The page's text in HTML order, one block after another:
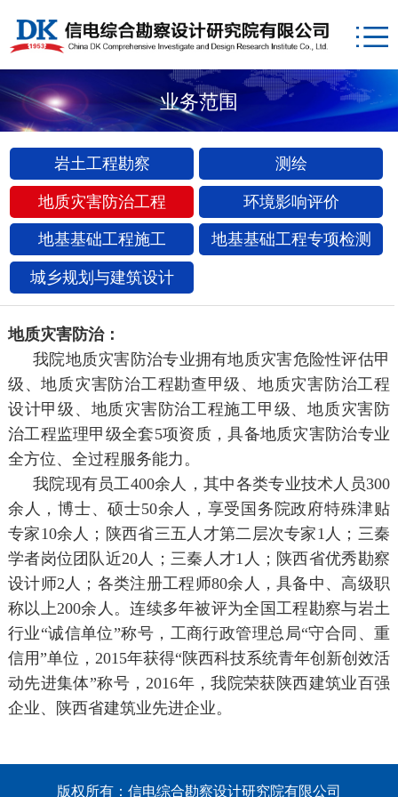
业务范围
岩土工程勘察 测绘
地质灾害防治工程 环境影响评价
地基基础工程施工 地基基础工程专项检测
城乡规划与建筑设计
地质灾害防治：
我院地质灾害防治专业拥有地质灾害危险性评估甲
级、地质灾害防治工程勘查甲级、地质灾害防治工程
设计甲级、地质灾害防治工程施工甲级、地质灾害防
治工程监理甲级全套5项资质，具备地质灾害防治专业
全方位、全过程服务能力。
我院现有员工400余人，其中各类专业技术人员300
余人，博士、硕士50余人，享受国务院政府特殊津贴
专家10余人；陕西省三五人才第二层次专家1人；三秦
学者岗位团队近20人；三秦人才1人；陕西省优秀勘察
设计师2人；各类注册工程师80余人，具备中、高级职
称以上200余人。连续多年被评为全国工程勘察与岩土
行业“诚信单位”称号，工商行政管理总局“守合同、重
信用”单位，2015年获得“陕西科技系统青年创新创效活
动先进集体”称号，2016年，我院荣获陕西建筑业百强
企业、陕西省建筑业先进企业。
版权所有：信电综合勘察设计研究院有限公司